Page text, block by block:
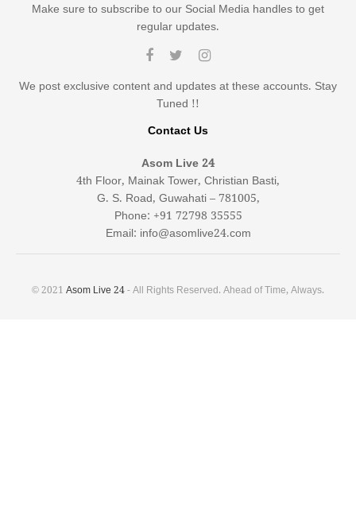
Make sure to subscribe to our Social Media handles to get
regular updates.
We post exclusive content and updates at these accounts. Stay
Tuned !!
Contact Us
Asom Live 24
4th Floor, Mainak Tower, Christian Basti,
G. S. Road, Guwahati – 781005,
Phone: +91 72798 35555
Email: info@asomlive24.com
© 2021 Asom Live 24- All Rights Reserved. Ahead of Time, Always.